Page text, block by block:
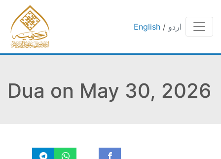
English / اردو
Dua on May 30, 2026